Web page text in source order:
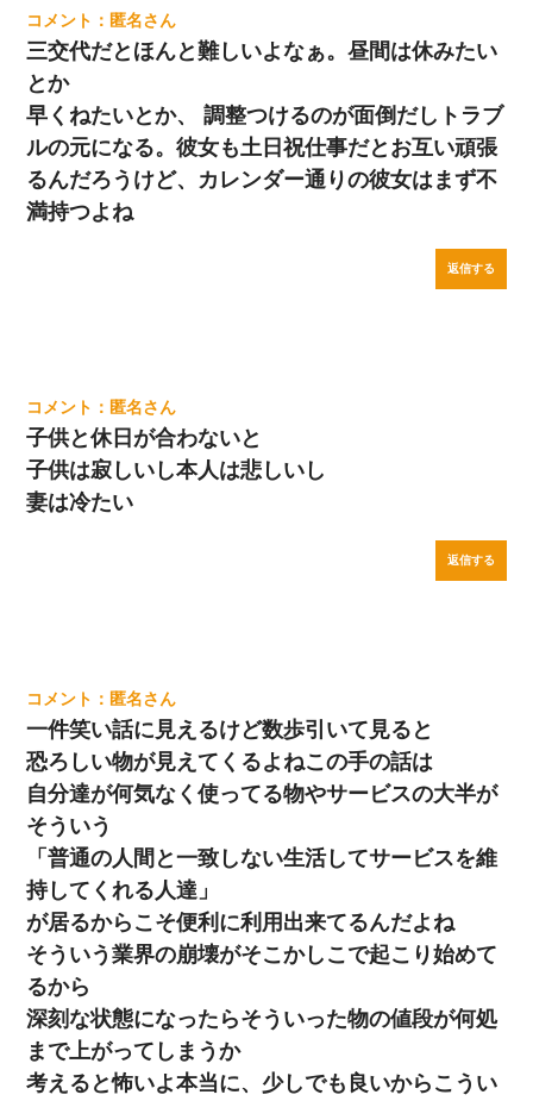
匿名
三交代だとほんと難しいよなぁ。昼間は休みたい
とか
早くねたいとか、 調整つけるのが面倒だしトラブ
ルの元になる。彼女も土日祝仕事だとお互い頑張
るんだろうけど、カレンダー通りの彼女はまず不
満持つよね
返信する
匿名
子供と休日が合わないと
子供は寂しいし本人は悲しいし
妻は冷たい
返信する
匿名
一件笑い話に見えるけど数歩引いて見ると
恐ろしい物が見えてくるよねこの手の話は
自分達が何気なく使ってる物やサービスの大半が
そういう
「普通の人間と一致しない生活してサービスを維
持してくれる人達」
が居るからこそ便利に利用出来てるんだよね
そういう業界の崩壊がそこかしこで起こり始めて
るから
深刻な状態になったらそういった物の値段が何処
まで上がってしまうか
考えると怖いよ本当に、少しでも良いからこうい